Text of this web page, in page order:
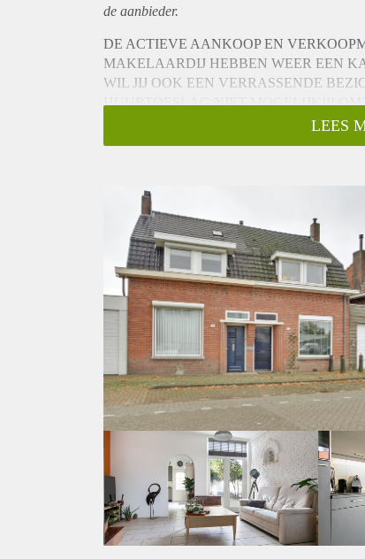
de aanbieder.
DE ACTIEVE AANKOOP EN
MAKELAARDIJ HEBBEN WEER EEN
WIL JIJ OOK EEN VERRASSENDE
HUURTOESLAG NIET MOGELIJK!!!
De woning heeft nu 3 slaapkamer, maar een
DIT ALLEMAAL HEEFT DEZE
OOK IK WAS AANGENAAM VERRAST
EN IK BEN ERVAN OVERTUIGD DAT
WONING!
Deze jaren "30" woning met een
loopafstand van Wilhelminakanaal en
Ideaal voor mensen die ondernemend zijn en
LEES